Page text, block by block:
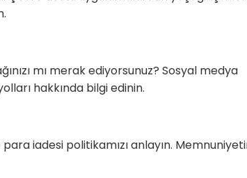
mı merak ediyorsunuz? Sosyal medya
hakkında bilgi edinin.
iadesi politikamızı anlayın.